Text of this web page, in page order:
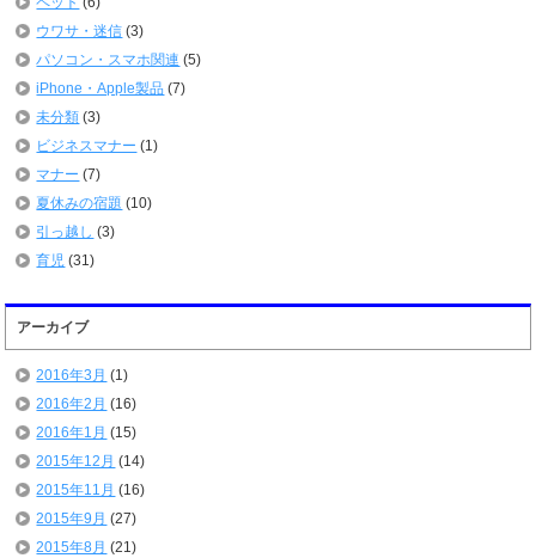
ウワサ・迷信 (3)
パソコン・スマホ関連 (5)
iPhone・Apple製品 (7)
未分類 (3)
ビジネスマナー (1)
マナー (7)
夏休みの宿題 (10)
引っ越し (3)
育児 (31)
アーカイブ
2016年3月 (1)
2016年2月 (16)
2016年1月 (15)
2015年12月 (14)
2015年11月 (16)
2015年9月 (27)
2015年8月 (21)